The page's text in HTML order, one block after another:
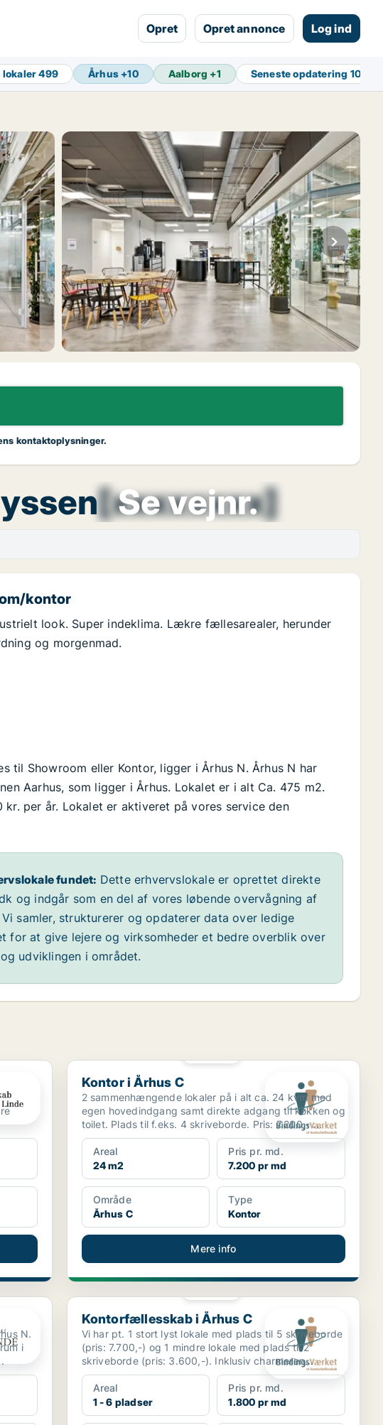
Opret Opret annonce Log ind
lokaler499 Århus +10 Aalborg +1 Seneste opdatering 10
kontaktoplysninger.
Se vejnr.
[xxxxxxxx]
kontor
look. Super indeklima. Lækre fællesarealer, herunder
og morgenmad.
til Showroom eller Kontor, ligger i Århus N. Århus N har
Aarhus, som ligger i Århus. Lokalet er i alt Ca. 475 m2.
per år. Lokalet er aktiveret på vores service den
fundet: Dette erhvervslokale er oprettet direkte
og indgår som en del af vores løbende overvågning af
samler, strukturerer og opdaterer data over ledige
for at give lejere og virksomheder et bedre overblik over
udviklingen i området.
Kontor i Århus C
Kontor i Århus C
2 sammenhængende lokaler på i alt ca. 24 kvm med
egen hovedindgang samt direkte adgang til køkken og
toilet. Plads til f.eks. 4 skriveborde. Pris: 7.200,- ...
Areal
24 m2
Pris pr. md.
7.200 pr md
Område
Århus C
Type
Kontor
Mere info
N.
i
Kontorfællesskab i Århus C
Kontorfællesskab i Århus C
Vi har pt. 1 stort lyst lokale med plads til 5 skriveborde
(pris: 7.700,-) og 1 mindre lokale med plads til 2
skriveborde (pris: 3.600,-). Inklusiv charmeren...
Areal
1 - 6 pladser
Pris pr. md.
1.800 pr md